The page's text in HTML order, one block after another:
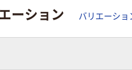
ーション バリエーショ